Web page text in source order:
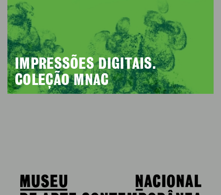
IMPRESSÕES DIGITAIS.
COLEÇÃO MNAC